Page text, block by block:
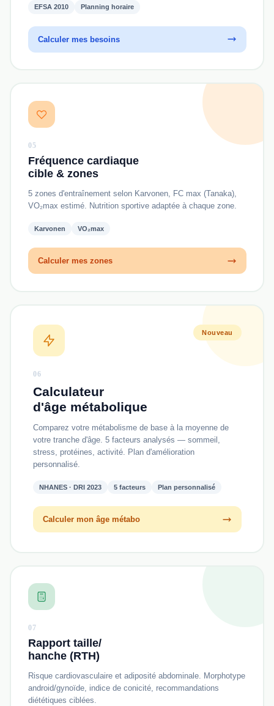
EFSA 2010 Planning horaire
Calculer mes besoins
05
Fréquence cardiaque
cible & zones
5 zones d'entraînement selon Karvonen, FC max (Tanaka),
VO₂max estimé. Nutrition sportive adaptée à chaque zone.
Karvonen VO₂max
Calculer mes zones
Nouveau
06
Calculateur
d'âge métabolique
Comparez votre métabolisme de base à la moyenne de
votre tranche d'âge. 5 facteurs analysés — sommeil,
stress, protéines, activité. Plan d'amélioration
personnalisé.
NHANES · DRI 2023 5 facteurs Plan personnalisé
Calculer mon âge métabo
07
Rapport taille/
hanche (RTH)
Risque cardiovasculaire et adiposité abdominale. Morphotype
android/gynoïde, indice de conicité, recommandations
diététiques ciblées.